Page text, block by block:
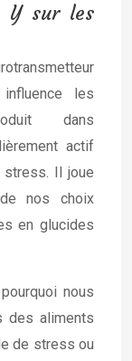
Y sur les
les
dans
actif
stress. Il joue
nos choix
en glucides
nous
des aliments
de stress ou